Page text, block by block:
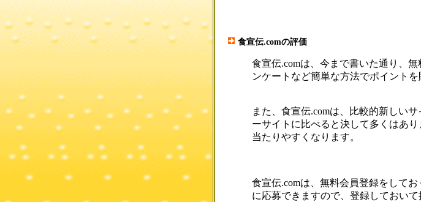
食宣伝.comの評価
食宣伝.comは、今まで書いた通り、
ンケートなど簡単な方法でポイントを
また、食宣伝.comは、比較的新しい
ーサイトに比べると決して多くはあ
当たりやすくなります。
食宣伝.comは、無料会員登録をして
に応募できますので、登録しておい